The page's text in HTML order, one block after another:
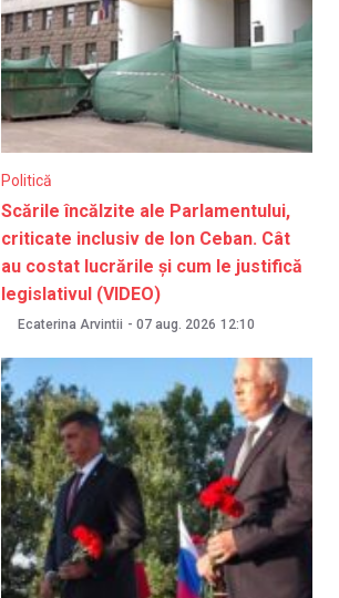
Politică
Scările încălzite ale Parlamentului,
criticate inclusiv de Ion Ceban. Cât
au costat lucrările și cum le justifică
legislativul (VIDEO)
Ecaterina Arvintii - 07 aug. 2026 12:10